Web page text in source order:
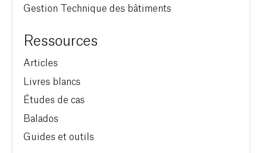
Gestion Technique des bâtiments
Ressources
Articles
Livres blancs
Études de cas
Balados
Guides et outils